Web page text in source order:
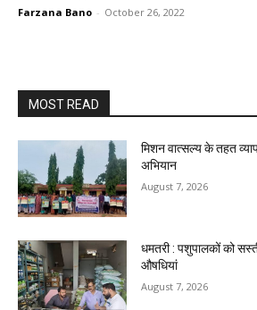
Farzana Bano - October 26, 2022
MOST READ
मिशन वात्सल्य के तहत
अभियान
August 7, 2026
धमतरी : पशुपालकों को
औषधियां
August 7, 2026